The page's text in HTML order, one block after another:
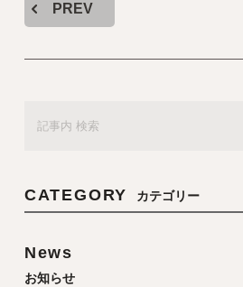
PREV
CATEGORY カテゴリー
News
お知らせ